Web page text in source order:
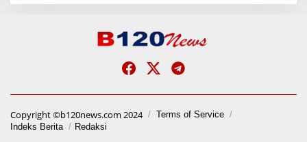
Copyright ©b120news.com 2024
Terms of Service
Indeks Berita
Redaksi